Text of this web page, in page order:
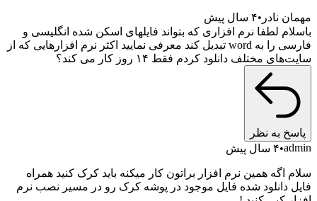
نادر
۴ سال پیش
لطفا نرم افزاری که بتواند فایلهای اسکن شده انگلیسی و
فارسی را به word تبدیل کند معرفی نمایید اکثر نرم افزارهایی که از
مختلف دانلود کردم فقط ۱۴ روز کار می کند؟
پاسخ به نظر
۴ سال پیش
اگه همین نرم افزار براتون کار میکنه باید کرک کنید همراه
دانلود شده فایل موجود در پوشه کرک رو در مسیر نصب نرم